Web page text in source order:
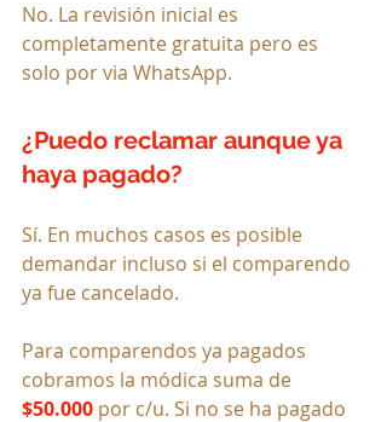
No. La revisión inicial es
completamente gratuita pero es
solo por via WhatsApp.
¿Puedo reclamar aunque ya
haya pagado?
Sí. En muchos casos es posible
demandar incluso si el comparendo
ya fue cancelado.
Para comparendos ya pagados
cobramos la módica suma de
$50.000 por c/u. Si no se ha pagado